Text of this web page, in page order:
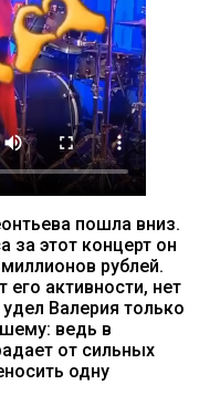
пошла вниз.
за этот концерт он
рублей.
его активности, нет
Валерия только
ведь в
от сильных
одну